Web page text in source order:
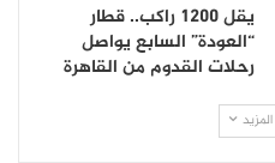
يقل 1200 راكب.. قطار
“العودة” السابع يواصل
رحلات القدوم من القاهرة